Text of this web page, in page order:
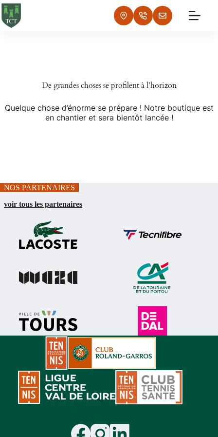
Passer
au
contenu
De grandes choses se profilent à l’horizon
Quelque chose d’énorme se prépare ! Notre boutique est
en chantier et sera bientôt lancée !
NOS PARTENAIRES
voir tous les partenaires